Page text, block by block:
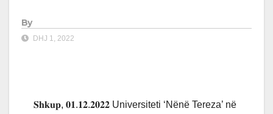
By
DHJ 1, 2022
𝐒𝐡𝐤𝐮𝐩, 𝟎𝟏.𝟏𝟐.𝟐𝟎𝟐𝟐 Universiteti ‘Nënë Tereza’ në